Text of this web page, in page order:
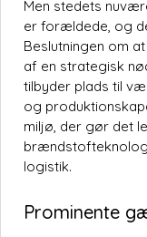
Men stedets
er forældede, og
Beslutningen om
af en strategisk
tilbyder plads til
og
miljø, der gør det
logistik.
Prominente